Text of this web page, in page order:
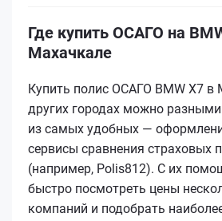
Где купить ОСАГО на
Махачкале
Купить полис ОСАГО BMW X7 в
других городах можно
из самых удобных —
сервисы сравнения страховых
(например, Polis812). С их
быстро посмотреть цены
компаний и подобрать